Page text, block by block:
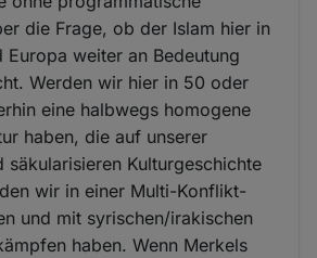
die Frage, ob der Islam hier in
Europa weiter an Bedeutung
Werden wir hier in 50 oder
eine halbwegs homogene
haben, die auf unserer
säkularisieren Kulturgeschichte
wir in einer Multi-Konflikt-
und mit syrischen/irakischen
haben. Wenn Merkels